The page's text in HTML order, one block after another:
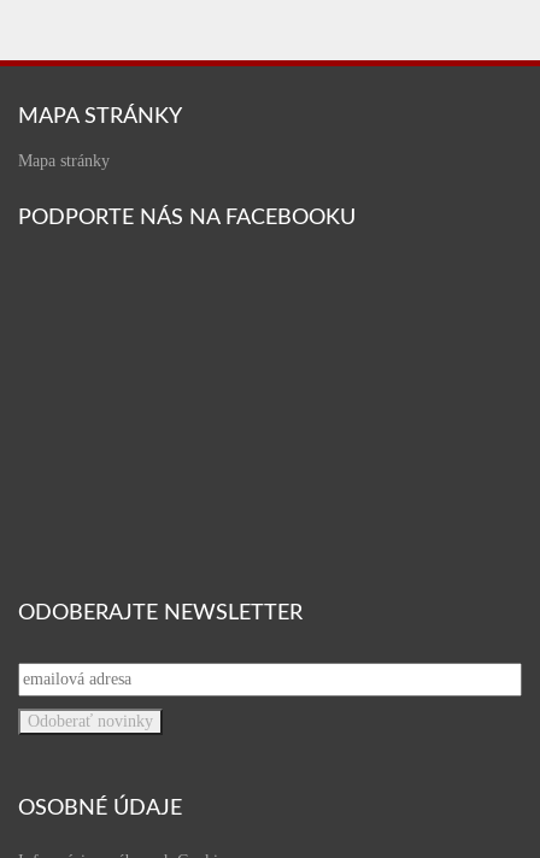
MAPA STRÁNKY
Mapa stránky
PODPORTE NÁS NA FACEBOOKU
ODOBERAJTE NEWSLETTER
OSOBNÉ ÚDAJE